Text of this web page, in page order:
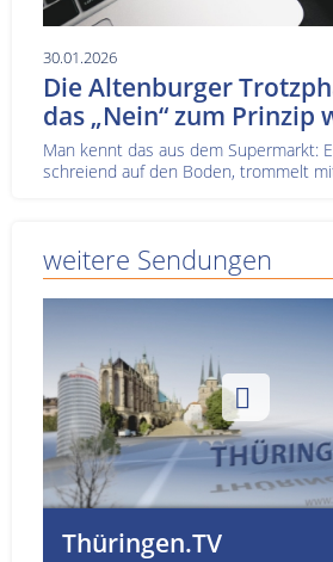
30.01.2026
Die Altenburger
das „Nein“ zum Prinzip
Man kennt das aus dem Supermarkt:
schreiend auf den Boden, trommelt
weitere Sendungen
Thüringen.TV